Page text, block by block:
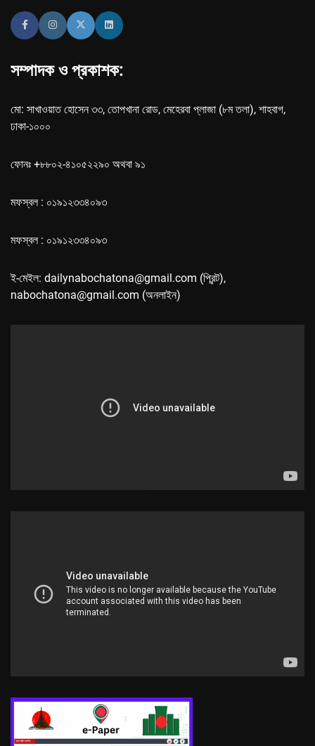
সম্পাদক ও প্রকাশক:
মো: সাখাওয়াত হোসেন ৩৩, তোপখানা রোড, মেহেরবা প্লাজা (৮ম তলা), শাহবাগ,
ঢাকা-১০০০
ফোনঃ +৮৮০২-৪১০৫২২৯০ অথবা ৯১
মফস্বল : ০১৯১২৩৩৪০৯৩
মফস্বল : ০১৯১২৩৩৪০৯৩
ই-মেইল: dailynabochatona@gmail.com (প্রিন্ট),
nabochatona@gmail.com (অনলাইন)